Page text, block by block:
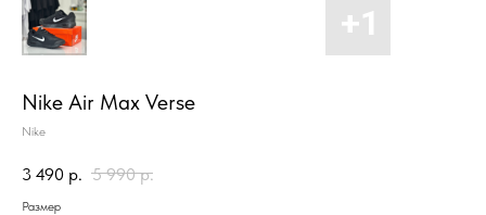
Nike Air Max Verse
Nike
3 490 р. 5 990 р.
Размер